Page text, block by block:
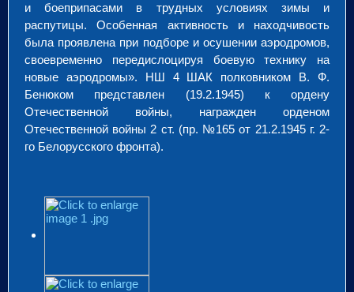
и боеприпасами в трудных условиях зимы и
распутицы. Особенная активность и находчивость
была проявлена при подборе и осушении аэродромов,
своевременно передислоцируя боевую технику на
новые аэродромы». НШ 4 ШАК полковником В. Ф.
Бенюком представлен (19.2.1945) к ордену
Отечественной войны, награжден орденом
Отечественной войны 2 ст. (пр. №165 от 21.2.1945 г. 2-
го Белорусского фронта).